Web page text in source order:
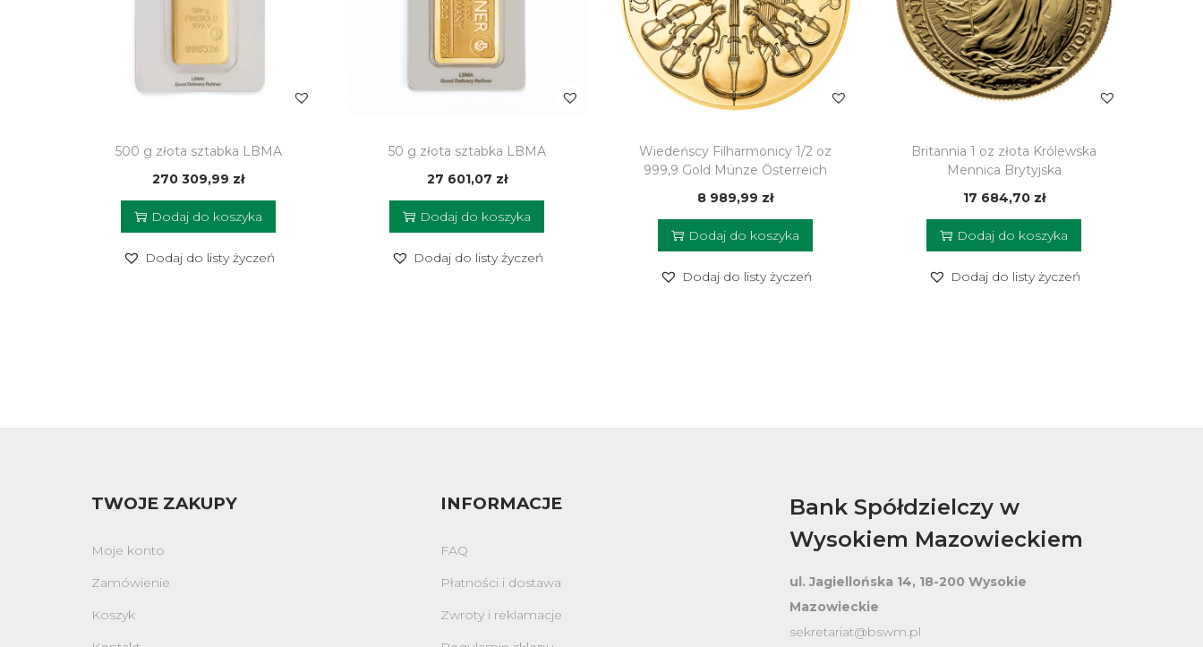
500 g złota sztabka LBMA
270 309,99 zł
Dodaj do koszyka
Dodaj do listy życzeń
50 g złota sztabka LBMA
27 601,07 zł
Dodaj do koszyka
Dodaj do listy życzeń
Wiedeńscy Filharmonicy 1/2 oz
999,9 Gold Münze Österreich
8 989,99 zł
Dodaj do koszyka
Dodaj do listy życzeń
Britannia 1 oz złota Królewska
Mennica Brytyjska
17 684,70 zł
Dodaj do koszyka
Dodaj do listy życzeń
TWOJE ZAKUPY
Moje konto
Zamówienie
Koszyk
INFORMACJE
FAQ
Płatności i dostawa
Zwroty i reklamacje
Bank Spółdzielczy w
Wysokiem Mazowieckiem
ul. Jagiellońska 14, 18-200 Wysokie
Mazowieckie
sekretariat@bswm.pl